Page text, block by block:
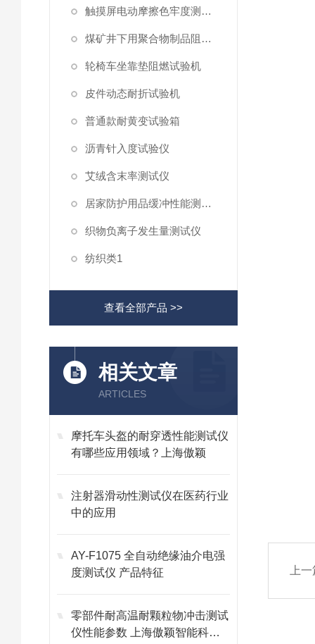
触摸屏电动摩擦色牢度测试仪
煤矿井下用聚合物制品阻燃性测试仪
轮椅车坐靠垫阻燃试验机
皮件动态耐折试验机
普通款耐黄变试验箱
沥青针入度试验仪
艾绒含末率测试仪
居家防护用品缓冲性能测试仪
织物负离子发生量测试仪
纺织类1
查看全部产品 >>
相关文章
ARTICLES
摩托车头盔的耐穿透性能测试仪
有哪些应用领域？上海傲颖
注射器滑动性测试仪在医药行业
中的应用
AY-F1075 全自动绝缘油介电强
度测试仪 产品特征
零部件耐高温耐颗粒物冲击测试
仪性能参数 上海傲颖智能科技
上